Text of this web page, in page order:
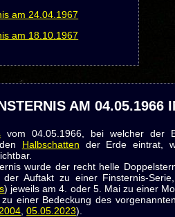
am 24.04.1967
am 18.10.1967
AM 04.05.1966
vom 04.05.1966, bei welcher der
Halbschatten der Erde eintrat,
wurde der recht helle
der Auftakt zu einer Finsternis-
) jeweils am 4. oder 5. Mai zu einer
einer Bedeckung des
,05.05.2023).